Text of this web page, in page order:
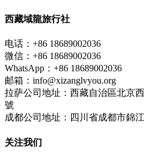
西藏域龍旅行社
电话：+86 18689002036
微信：+86 18689002036
WhatsApp：+86 18689002036
邮箱：info@xizanglvyou.org
拉萨公司地址：西藏自治區北京
號
成都公司地址：四川省成都市錦
关注我们